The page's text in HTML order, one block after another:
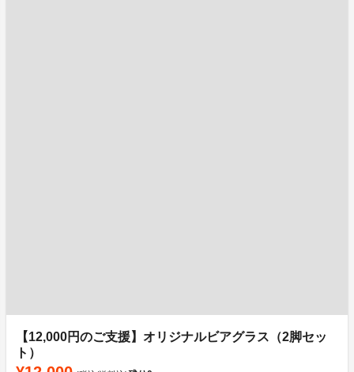
【12,000円のご支援】オリジナルビアグラス（2脚セッ
ト）